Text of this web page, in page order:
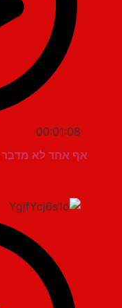
00:01:08
אף אחד לא מדבר על זה